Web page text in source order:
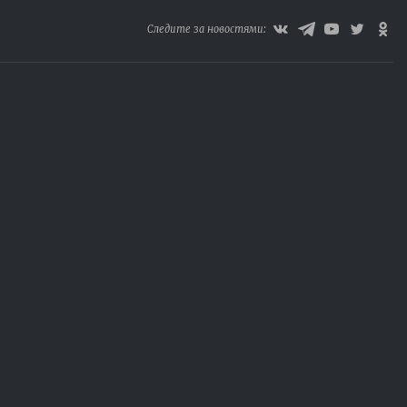
Следите за новостями: